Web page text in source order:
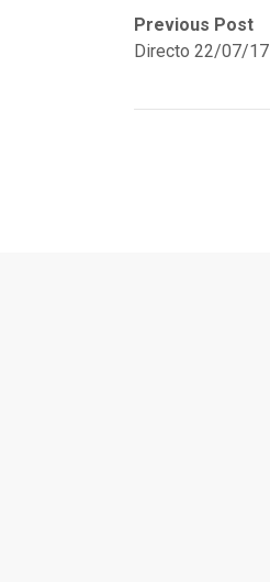
NavegaciónPrevious Post
Directo 22/07/17